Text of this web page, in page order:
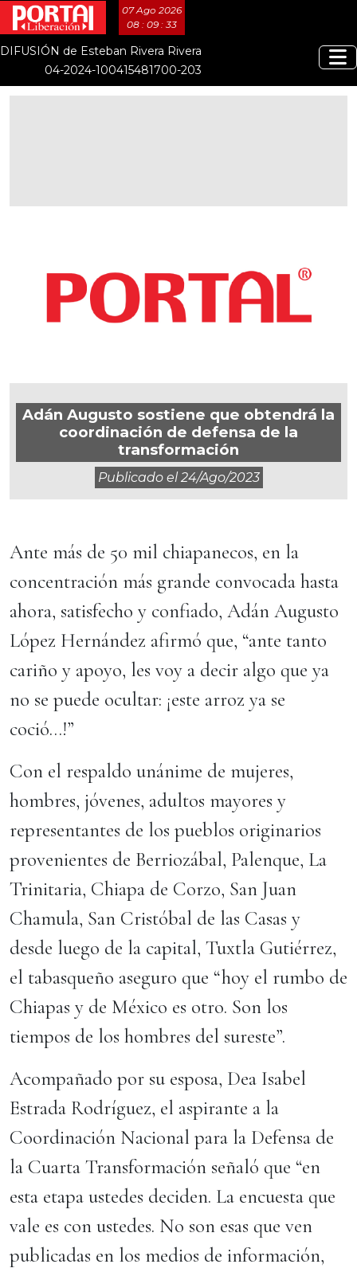
07 Ago 2026
08 : 09 : 33
DIFUSIÓN de Esteban Rivera Rivera
04-2024-100415481700-203
Adán Augusto sostiene que obtendrá la
coordinación de defensa de la
transformación
Publicado el24/ago/2023
Ante más de 50 mil chiapanecos, en la
concentración más grande convocada hasta
ahora, satisfecho y confiado, Adán Augusto
López Hernández afirmó que, “ante tanto
cariño y apoyo, les voy a decir algo que ya
no se puede ocultar: ¡este arroz ya se
coció…!”
Con el respaldo unánime de mujeres,
hombres, jóvenes, adultos mayores y
representantes de los pueblos originarios
provenientes de Berriozábal, Palenque, La
Trinitaria, Chiapa de Corzo, San Juan
Chamula, San Cristóbal de las Casas y
desde luego de la capital, Tuxtla Gutiérrez,
el tabasqueño aseguro que “hoy el rumbo de
Chiapas y de México es otro. Son los
tiempos de los hombres del sureste”.
Acompañado por su esposa, Dea Isabel
Estrada Rodríguez, el aspirante a la
Coordinación Nacional para la Defensa de
la Cuarta Transformación señaló que “en
esta etapa ustedes deciden. La encuesta que
vale es con ustedes. No son esas que ven
publicadas en los medios de información,